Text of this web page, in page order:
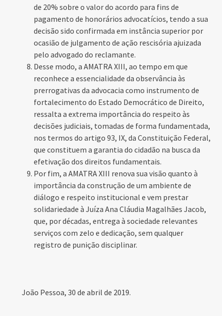
de 20% sobre o valor do acordo para fins de
pagamento de honorários advocatícios, tendo a sua
decisão sido confirmada em instância superior por
ocasião de julgamento de ação rescisória ajuizada
pelo advogado do reclamante.
Desse modo, a AMATRA XIII, ao tempo em que
reconhece a essencialidade da observância às
prerrogativas da advocacia como instrumento de
fortalecimento do Estado Democrático de Direito,
ressalta a extrema importância do respeito às
decisões judiciais, tomadas de forma fundamentada,
nos termos do artigo 93, IX, da Constituição Federal,
que constituem a garantia do cidadão na busca da
efetivação dos direitos fundamentais.
Por fim, a AMATRA XIII renova sua visão quanto à
importância da construção de um ambiente de
diálogo e respeito institucional e vem prestar
solidariedade à Juíza Ana Cláudia Magalhães Jacob,
que, por décadas, entrega à sociedade relevantes
serviços com zelo e dedicação, sem qualquer
registro de punição disciplinar.
João Pessoa, 30 de abril de 2019.